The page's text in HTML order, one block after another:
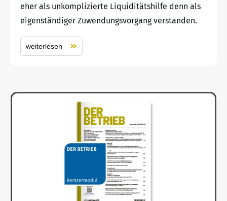
eher als unkomplizierte Liquiditätshilfe denn als
eigenständiger Zuwendungsvorgang verstanden.
weiterlesen